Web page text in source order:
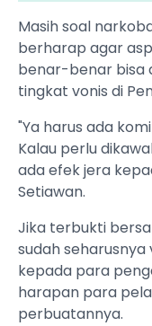
Masih soal
berharap agar
benar-benar bisa
tingkat vonis di
"Ya harus ada
Kalau perlu
ada efek jera
Setiawan.
Jika terbukti
sudah
kepada para
harapan para
perbuatannya.